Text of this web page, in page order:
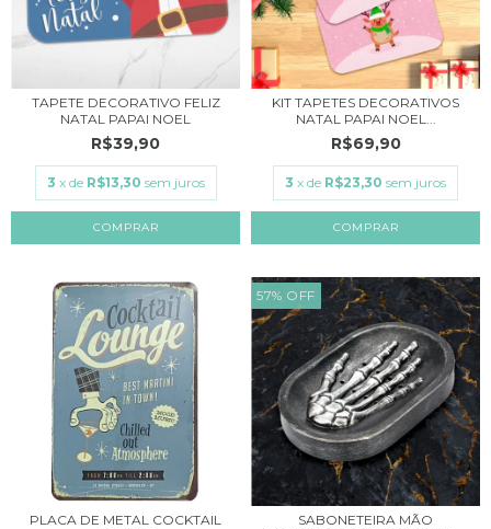
TAPETE DECORATIVO FELIZ
NATAL PAPAI NOEL
R$39,90
3 x de R$13,30 sem juros
KIT TAPETES DECORATIVOS
NATAL PAPAI NOEL...
R$69,90
3 x de R$23,30 sem juros
PLACA DE METAL COCKTAIL
57% OFF
SABONETEIRA MÃO